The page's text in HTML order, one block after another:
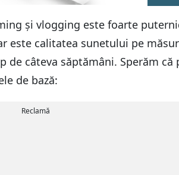
și vlogging este foarte
calitatea sunetului pe
câteva săptămâni. Sperăm
de bază:
Reclamă